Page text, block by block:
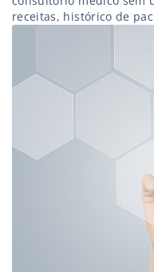
receitas, histórico de
mudando aos poucos.
o ambiente digital e,